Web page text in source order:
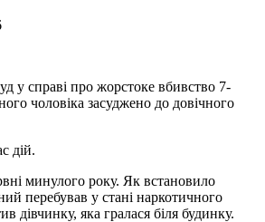
у справі про жорстоке вбивство 7-
чоловіка засуджено до довічного
дій.
минулого року. Як встановило
перебував у стані наркотичного
дівчинку, яка гралася біля будинку.